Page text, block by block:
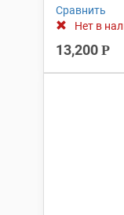
Сравнить
Нет в
13,200 Р